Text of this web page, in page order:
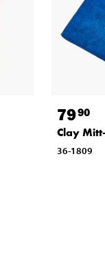
7990
Clay
36-1809